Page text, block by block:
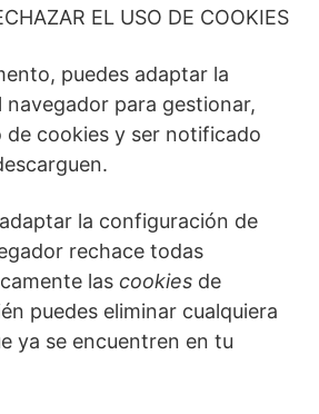
EL USO DE COOKIES
puedes adaptar la
para gestionar,
de cookies y ser notificado
la configuración de
rechace todas
las cookies de
puedes eliminar cualquiera
ya se encuentren en tu